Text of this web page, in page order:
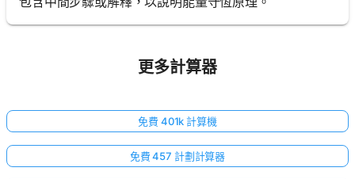
更多計算器
免費 401k 計算機
免費 457 計劃計算器